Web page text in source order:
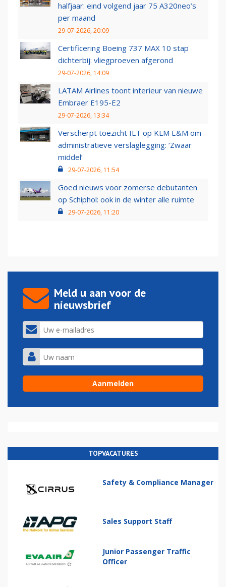
halfjaar: eind volgend jaar 75 A320neo’s
per maand
29-07-2026, 20:09
Certificering Boeing 737 MAX 10 stap
dichterbij: vliegproeven afgerond
29-07-2026, 14:09
LATAM Airlines toont interieur van nieuwe
Embraer E195-E2
29-07-2026, 13:34
Verscherpt toezicht ILT op KLM E&M om
administratieve verslaglegging: ‘Zwaar
middel’
29-07-2026, 11:54
Goed nieuws voor zomerse debutanten
op Schiphol: ook in de winter alle ruimte
29-07-2026, 11:20
Meld u aan voor de
nieuwsbrief
TOPVACATURES
Safety & Compliance Manager
Sales Support Staff
Junior Passenger Traffic
Officer